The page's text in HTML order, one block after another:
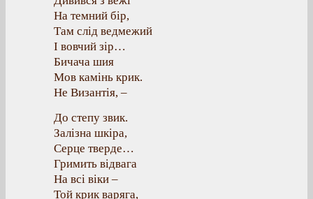
На темний бір,
Там слід ведмежий
І вовчий зір…
Бичача шия
Мов камінь крик.
Не Византія, –
До степу звик.
Залізна шкіра,
Серце тверде…
Гримить відвага
На всі віки –
Той крик варяга,